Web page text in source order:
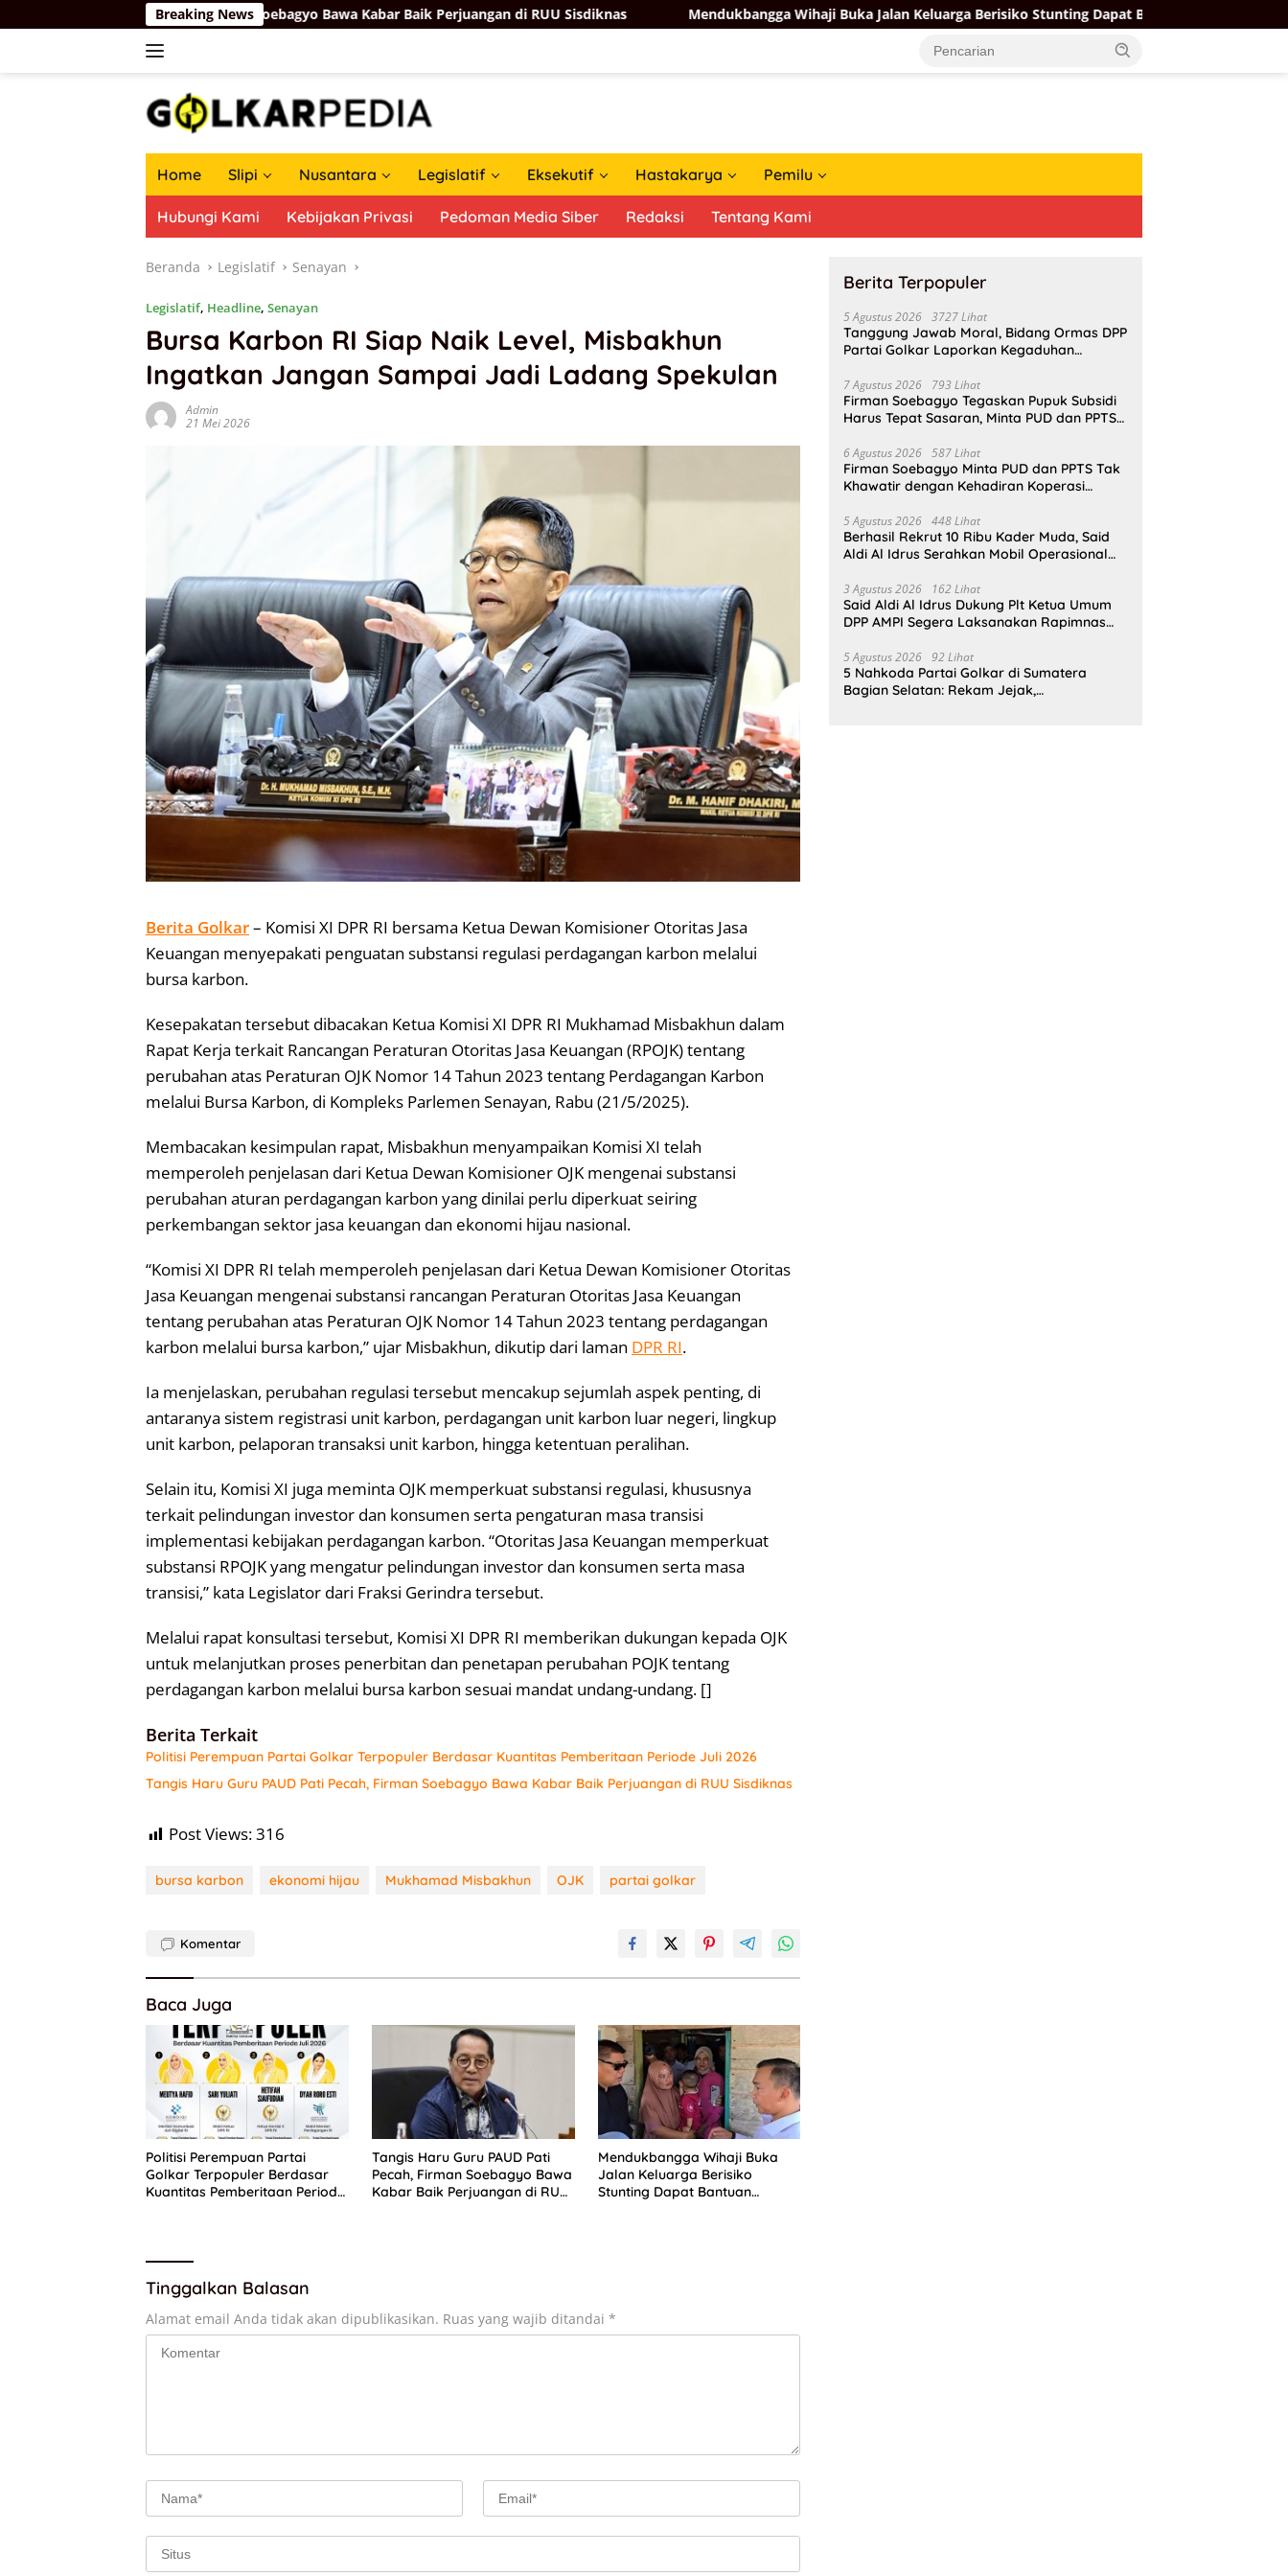
ke
Breaking News
Pati Pecah, Firman Soebagyo Bawa Kabar Baik Perjuangan di RUU Sisdiknas Mendukbangga Wihaji Buka Jalan Keluarga Berisiko Stunting Dapat Bantuan Rumah Meski Tak Punya
Home Slipi Nusantara Legislatif Eksekutif Hastakarya Pemilu
Hubungi Kami Kebijakan Privasi Pedoman Media Siber Redaksi Tentang Kami
Beranda Legislatif Senayan
Legislatif, Headline, Senayan
Bursa Karbon RI Siap Naik Level, Misbakhun
Ingatkan Jangan Sampai Jadi Ladang Spekulan
Admin
21 Mei 2026
Berita Golkar– Komisi XI DPR RI bersama Ketua Dewan Komisioner Otoritas Jasa
Keuangan menyepakati penguatan substansi regulasi perdagangan karbon melalui
bursa karbon.
Kesepakatan tersebut dibacakan Ketua Komisi XI DPR RI Mukhamad Misbakhun dalam
Rapat Kerja terkait Rancangan Peraturan Otoritas Jasa Keuangan (RPOJK) tentang
perubahan atas Peraturan OJK Nomor 14 Tahun 2023 tentang Perdagangan Karbon
melalui Bursa Karbon, di Kompleks Parlemen Senayan, Rabu (21/5/2025).
Membacakan kesimpulan rapat, Misbakhun menyampaikan Komisi XI telah
memperoleh penjelasan dari Ketua Dewan Komisioner OJK mengenai substansi
perubahan aturan perdagangan karbon yang dinilai perlu diperkuat seiring
perkembangan sektor jasa keuangan dan ekonomi hijau nasional.
“Komisi XI DPR RI telah memperoleh penjelasan dari Ketua Dewan Komisioner Otoritas
Jasa Keuangan mengenai substansi rancangan Peraturan Otoritas Jasa Keuangan
tentang perubahan atas Peraturan OJK Nomor 14 Tahun 2023 tentang perdagangan
karbon melalui bursa karbon,” ujar Misbakhun, dikutip dari laman DPR RI.
Ia menjelaskan, perubahan regulasi tersebut mencakup sejumlah aspek penting, di
antaranya sistem registrasi unit karbon, perdagangan unit karbon luar negeri, lingkup
unit karbon, pelaporan transaksi unit karbon, hingga ketentuan peralihan.
Selain itu, Komisi XI juga meminta OJK memperkuat substansi regulasi, khususnya
terkait pelindungan investor dan konsumen serta pengaturan masa transisi
implementasi kebijakan perdagangan karbon. “Otoritas Jasa Keuangan memperkuat
substansi RPOJK yang mengatur pelindungan investor dan konsumen serta masa
transisi,” kata Legislator dari Fraksi Gerindra tersebut.
Melalui rapat konsultasi tersebut, Komisi XI DPR RI memberikan dukungan kepada OJK
untuk melanjutkan proses penerbitan dan penetapan perubahan POJK tentang
perdagangan karbon melalui bursa karbon sesuai mandat undang-undang. []
Berita Terkait
Politisi Perempuan Partai Golkar Terpopuler Berdasar Kuantitas Pemberitaan Periode Juli 2026
Tangis Haru Guru PAUD Pati Pecah, Firman Soebagyo Bawa Kabar Baik Perjuangan di RUU Sisdiknas
Post Views:316
bursa karbon ekonomi hijau Mukhamad Misbakhun OJK partai golkar
Komentar
Baca Juga
Politisi Perempuan Partai
Golkar Terpopuler Berdasar
Kuantitas Pemberitaan Periode
Tangis Haru Guru PAUD Pati
Pecah, Firman Soebagyo Bawa
Kabar Baik Perjuangan di RUU
Mendukbangga Wihaji Buka
Jalan Keluarga Berisiko
Stunting Dapat Bantuan
Tinggalkan Balasan
Alamat email Anda tidak akan dipublikasikan. Ruas yang wajib ditandai *
Berita Terpopuler
5 Agustus 2026 3727 Lihat
Tanggung Jawab Moral, Bidang Ormas DPP
Partai Golkar Laporkan Kegaduhan
7 Agustus 2026 793 Lihat
Firman Soebagyo Tegaskan Pupuk Subsidi
Harus Tepat Sasaran, Minta PUD dan PPTS
6 Agustus 2026 587 Lihat
Firman Soebagyo Minta PUD dan PPTS Tak
Khawatir dengan Kehadiran Koperasi
5 Agustus 2026 448 Lihat
Berhasil Rekrut 10 Ribu Kader Muda, Said
Aldi Al Idrus Serahkan Mobil Operasional
3 Agustus 2026 162 Lihat
Said Aldi Al Idrus Dukung Plt Ketua Umum
DPP AMPI Segera Laksanakan Rapimnas
5 Agustus 2026 92 Lihat
5 Nahkoda Partai Golkar di Sumatera
Bagian Selatan: Rekam Jejak,